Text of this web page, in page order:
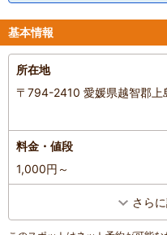
基本情報
所在地
〒794-2410 愛媛県越智郡上
料金・値段
1,000円～
さら